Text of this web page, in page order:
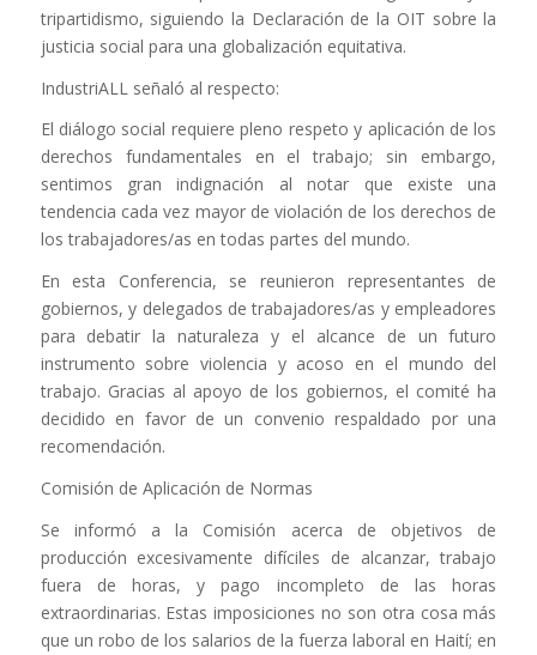
tripartidismo, siguiendo la Declaración de la OIT sobre la
justicia social para una globalización equitativa.
IndustriALL señaló al respecto:
El diálogo social requiere pleno respeto y aplicación de los
derechos fundamentales en el trabajo; sin embargo,
sentimos gran indignación al notar que existe una
tendencia cada vez mayor de violación de los derechos de
los trabajadores/as en todas partes del mundo.
En esta Conferencia, se reunieron representantes de
gobiernos, y delegados de trabajadores/as y empleadores
para debatir la naturaleza y el alcance de un futuro
instrumento sobre violencia y acoso en el mundo del
trabajo. Gracias al apoyo de los gobiernos, el comité ha
decidido en favor de un convenio respaldado por una
recomendación.
Comisión de Aplicación de Normas
Se informó a la Comisión acerca de objetivos de
producción excesivamente difíciles de alcanzar, trabajo
fuera de horas, y pago incompleto de las horas
extraordinarias. Estas imposiciones no son otra cosa más
que un robo de los salarios de la fuerza laboral en Haití; en